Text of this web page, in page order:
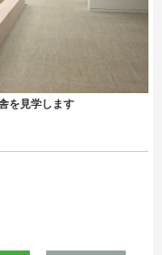
を見学します